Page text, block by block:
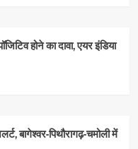
होने का दावा, एयर इंडिया
बागेश्वर-पिथौरागढ़-चमोली में